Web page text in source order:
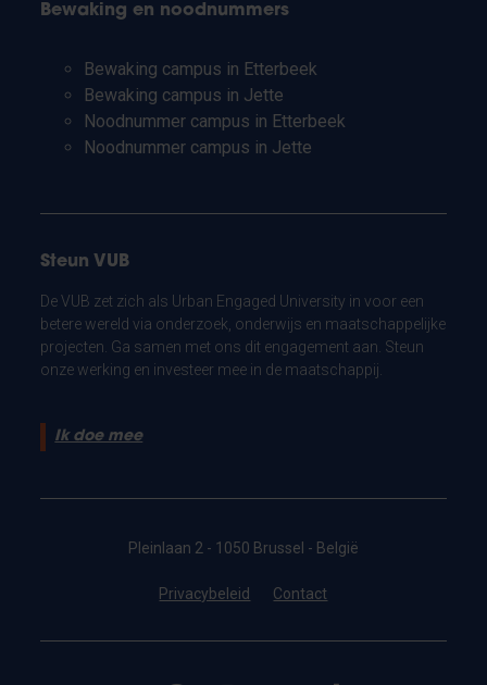
Bewaking en noodnummers
Bewaking campus in Etterbeek
Bewaking campus in Jette
Noodnummer campus in Etterbeek
Noodnummer campus in Jette
Steun VUB
De VUB zet zich als Urban Engaged University in voor een
betere wereld via onderzoek, onderwijs en maatschappelijke
projecten. Ga samen met ons dit engagement aan. Steun
onze werking en investeer mee in de maatschappij.
Ik doe mee
Pleinlaan 2 - 1050 Brussel - België
Privacybeleid Contact